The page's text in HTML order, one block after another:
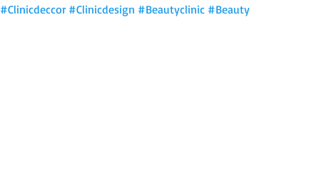
#Clinicdeccor #Clinicdesign #Beautyclinic #Beauty